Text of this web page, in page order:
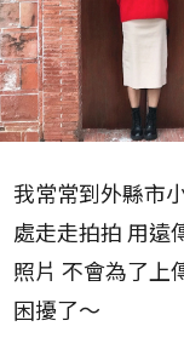
我常常到外縣市
處走走拍拍 用遠
照片 不會為了上
困擾了～